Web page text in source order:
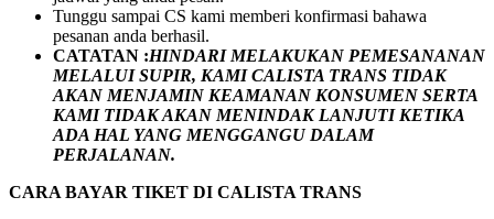
Tunggu sampai CS kami memberi konfirmasi bahawa
pesanan anda berhasil.
CATATAN :HINDARI MELAKUKAN PEMESANANAN
MELALUI SUPIR, KAMICALISTA TRANS TIDAK
AKAN MENJAMIN KEAMANAN KONSUMEN SERTA
KAMI TIDAK AKAN MENINDAK LANJUTI KETIKA
ADA HAL YANG MENGGANGU DALAM
PERJALANAN.
CARA BAYAR TIKET DI CALISTA TRANS